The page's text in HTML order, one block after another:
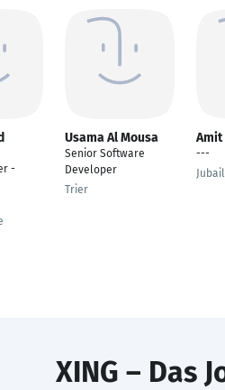
-
Usama Al Mousa
Senior Software
Developer
Trier
Amit
---
Jubail
XING – Das